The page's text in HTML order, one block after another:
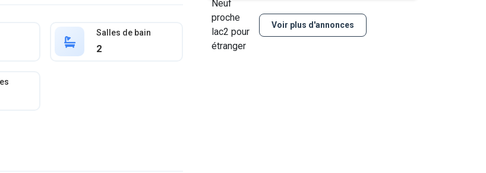
Salles de bain
2
Voir plus d'annonces